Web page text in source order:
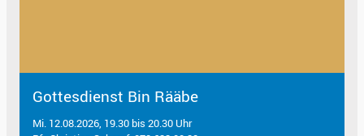
Gottesdienst Bin Rääbe
Mi. 12.08.2026, 19.30 bis 20.30 Uhr